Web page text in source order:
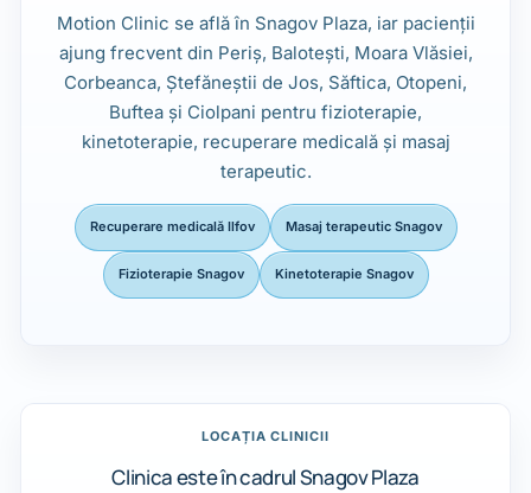
Motion Clinic se află în Snagov Plaza, iar pacienții
ajung frecvent din Periș, Balotești, Moara Vlăsiei,
Corbeanca, Ștefăneștii de Jos, Săftica, Otopeni,
Buftea și Ciolpani pentru fizioterapie,
kinetoterapie, recuperare medicală și masaj
terapeutic.
Recuperare medicală Ilfov Masaj terapeutic Snagov
Fizioterapie Snagov Kinetoterapie Snagov
LOCAȚIA CLINICII
Clinica este în cadrul Snagov Plaza